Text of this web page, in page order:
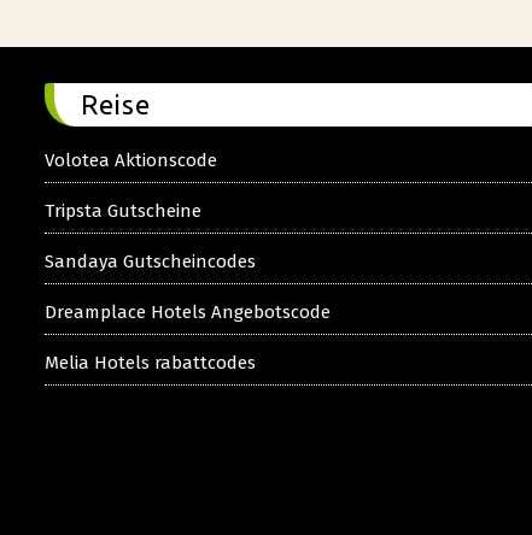
Reise
Volotea Aktionscode
Tripsta Gutscheine
Sandaya Gutscheincodes
Dreamplace Hotels Angebotscode
Melia Hotels rabattcodes